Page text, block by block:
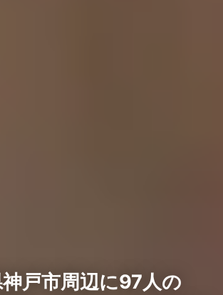
戸市周辺に97人の